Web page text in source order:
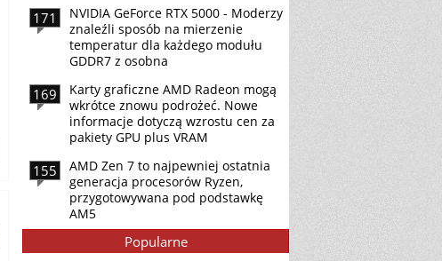
171
NVIDIA GeForce RTX 5000 - Moderzy
znaleźli sposób na mierzenie
temperatur dla każdego modułu
GDDR7 z osobna
169
Karty graficzne AMD Radeon mogą
wkrótce znowu podrożeć. Nowe
informacje dotyczą wzrostu cen za
pakiety GPU plus VRAM
155
AMD Zen 7 to najpewniej ostatnia
generacja procesorów Ryzen,
przygotowywana pod podstawkę
AM5
Popularne